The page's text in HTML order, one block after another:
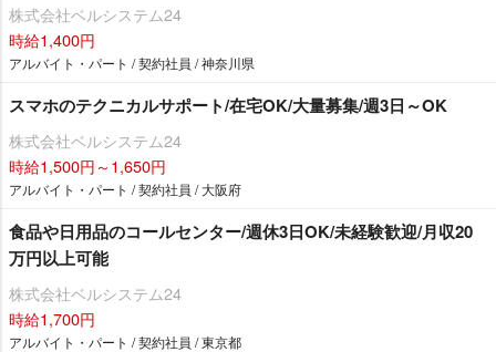
株式会社ベルシステム24
時給1,400円
アルバイト・パート / 契約社員 / 神奈川県
スマホのテクニカルサポート/在宅OK/大量募集/週3日～OK
株式会社ベルシステム24
時給1,500円～1,650円
アルバイト・パート / 契約社員 / 大阪府
食品や日用品のコールセンター/週休3日OK/未経験歓迎/月収20
万円以上可能
株式会社ベルシステム24
時給1,700円
アルバイト・パート / 契約社員 / 東京都